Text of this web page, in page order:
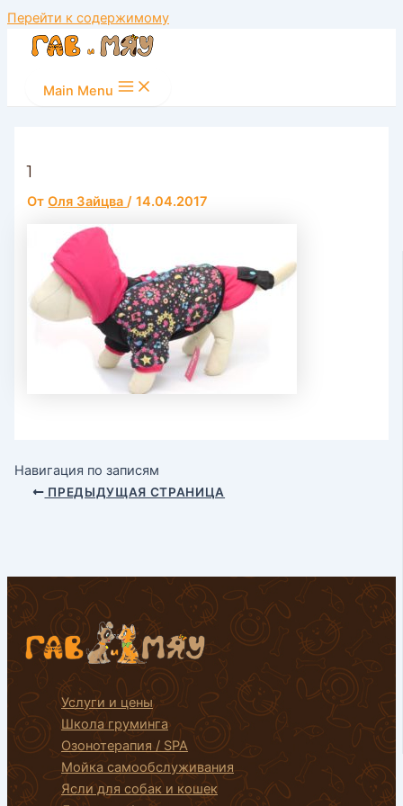
Перейти к содержимому
Main Menu
1
ОтОля Зайцва/14.04.2017
Навигация по записям
ПРЕДЫДУЩАЯ СТРАНИЦА
Услуги и цены
Школа груминга
Озонотерапия / SPA
Мойка самообслуживания
Ясли для собак и кошек